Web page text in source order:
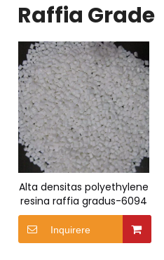
Raffia Grade
Alta densitas polyethylene
resina raffia gradus-6094
Inquirere